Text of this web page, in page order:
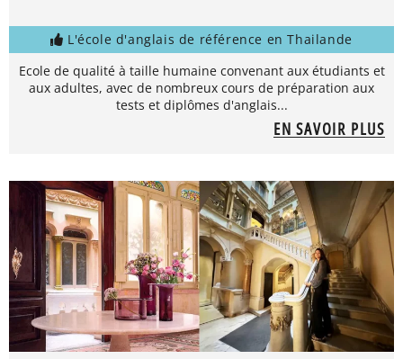
L'école d'anglais de référence en Thailande
Ecole de qualité à taille humaine convenant aux étudiants et
aux adultes, avec de nombreux cours de préparation aux
tests et diplômes d'anglais...
EN SAVOIR PLUS